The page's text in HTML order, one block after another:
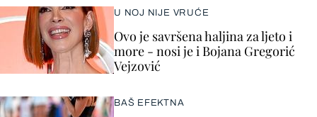
U NOJ NIJE VRUĆE
Ovo je savršena haljina za ljeto i
more - nosi je i Bojana Gregorić
Vejzović
BAŠ EFEKTNA